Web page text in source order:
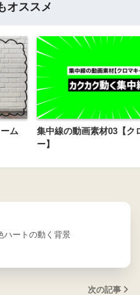
オススメ
ム
集中線の動画素材03【ク
ー】
ハートの動く背景
次の記事